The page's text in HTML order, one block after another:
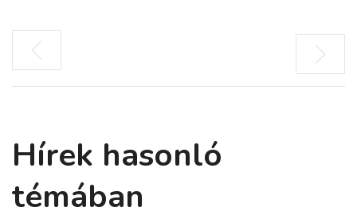
Hírek hasonló
témában